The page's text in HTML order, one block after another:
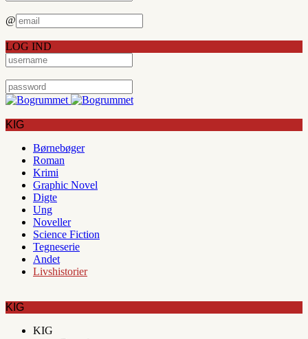
@
LOG IND
KIG
Børnebøger
Roman
Krimi
Graphic Novel
Digte
Ung
Noveller
Science Fiction
Tegneserie
Andet
Livshistorier
KIG
KIG